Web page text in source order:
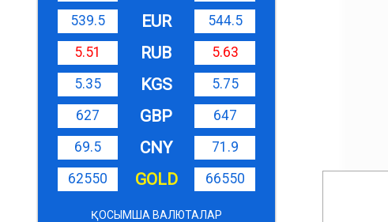
539.5
EUR
544.5
5.51
RUB
5.63
5.35
KGS
5.75
627
GBP
647
69.5
CNY
71.9
62550
GOLD 66550
ҚОСЫМША ВАЛЮТАЛАР